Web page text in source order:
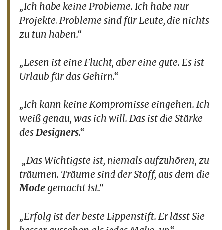
„Ich habe keine Probleme. Ich habe nur
Projekte. Probleme sind für Leute, die nichts
zu tun haben.“
„Lesen ist eine Flucht, aber eine gute. Es ist
Urlaub für das Gehirn.“
„Ich kann keine Kompromisse eingehen. Ich
weiß genau, was ich will. Das ist die Stärke
desDesigners.“
„Das Wichtigste ist, niemals aufzuhören, zu
träumen. Träume sind der Stoff, aus dem die
Modegemacht ist.“
„Erfolg ist der beste Lippenstift. Er lässt Sie